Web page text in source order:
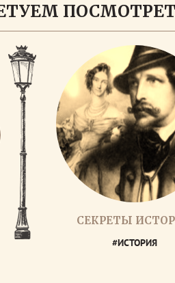
СЕКРЕТЫ
#ИСТОРИЯ